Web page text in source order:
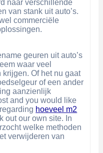
naar verschillende
van stank uit auto’s.
commerciële
geuren uit auto’s
waar veel
Of het nu gaat
of een ander
aanzienlijk
and you would like
hoeveel m2
out our own site. In
welke methoden
verwijderen van